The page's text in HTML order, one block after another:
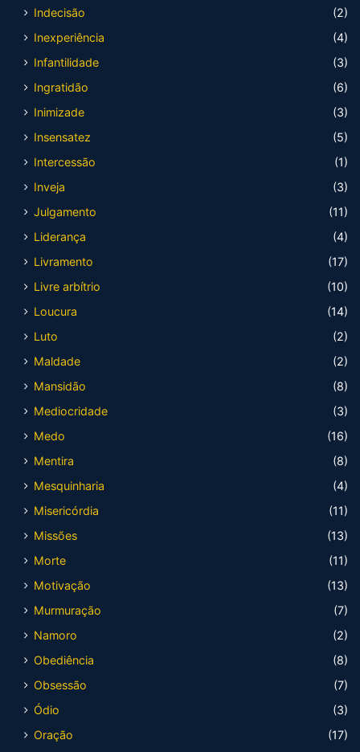
Indecisão
(2)
Inexperiência
(4)
Infantilidade
(3)
Ingratidão
(6)
Inimizade
(3)
Insensatez
(5)
Intercessão
(1)
Inveja
(3)
Julgamento
(11)
Liderança
(4)
Livramento
(17)
Livre arbítrio
(10)
Loucura
(14)
Luto
(2)
Maldade
(2)
Mansidão
(8)
Mediocridade
(3)
Medo
(16)
Mentira
(8)
Mesquinharia
(4)
Misericórdia
(11)
Missões
(13)
Morte
(11)
Motivação
(13)
Murmuração
(7)
Namoro
(2)
Obediência
(8)
Obsessão
(7)
Ódio
(3)
Oração
(17)